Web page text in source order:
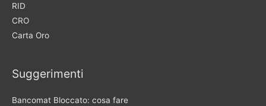
RID
CRO
Carta Oro
Suggerimenti
Bancomat Bloccato: cosa fare